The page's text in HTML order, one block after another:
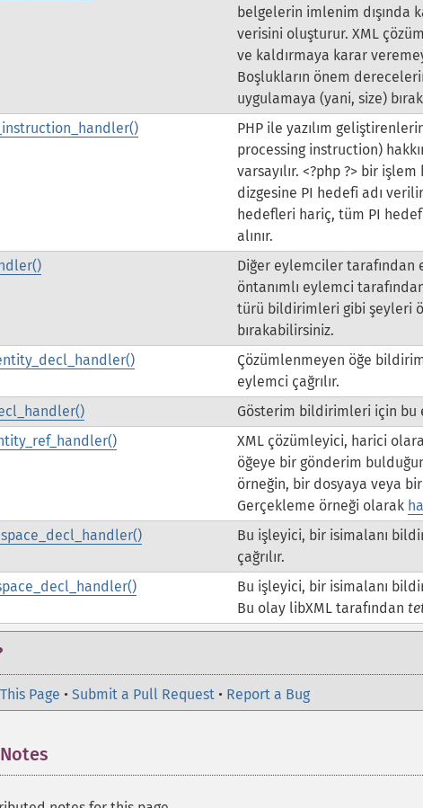
belgelerin imlenim dışında
verisini oluşturur. XML
ve kaldırmaya karar
Boşlukların önem
uygulamaya (yani, size)
PHP ile yazılım
processing instruction)
varsayılır. <?php ?> bir
dizgesine PI hedefi adı
hedefleri hariç, tüm PI
alınır.
Diğer eylemciler tarafından
öntanımlı eylemci
türü bildirimleri gibi şeyleri
bırakabilirsiniz.
Çözümlenmeyen öğe
eylemci çağrılır.
Gösterim bildirimleri için bu
XML çözümleyici, harici
öğeye bir gönderim
örneğin, bir dosyaya veya
Gerçekleme örneği olarak
Bu işleyici, bir isimalanı
çağrılır.
Bu işleyici, bir isimalanı
Bu olay libXML tarafından
Page • Submit a Pull Request • Report a Bug